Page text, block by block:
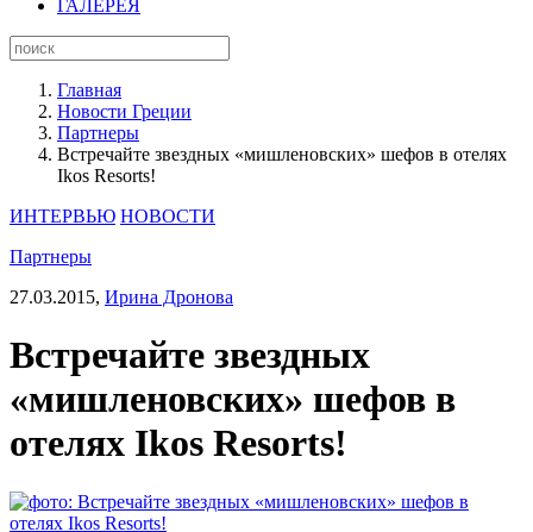
ГАЛЕРЕЯ
Главная
Новости Греции
Партнеры
Встречайте звездных «мишленовских» шефов в отелях
Ikos Resorts!
ИНТЕРВЬЮ НОВОСТИ
Партнеры
27.03.2015, Ирина Дронова
Встречайте звездных
«мишленовских» шефов в
отелях Ikos Resorts!